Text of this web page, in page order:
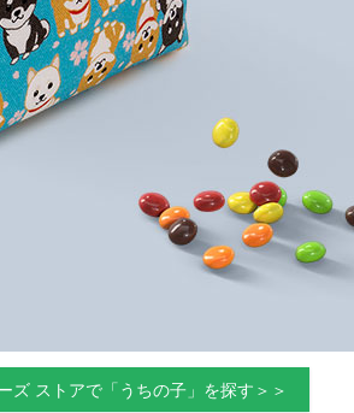
ズ ストアで「うちの子」を探す＞＞